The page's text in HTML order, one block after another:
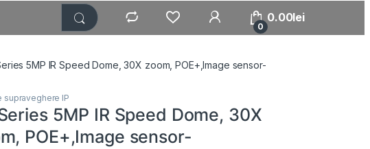
0
0.00lei
5MP IR Speed Dome, 30X zoom, POE+,Image sensor-
supraveghere IP
5MP IR Speed Dome, 30X
POE+,Image sensor-